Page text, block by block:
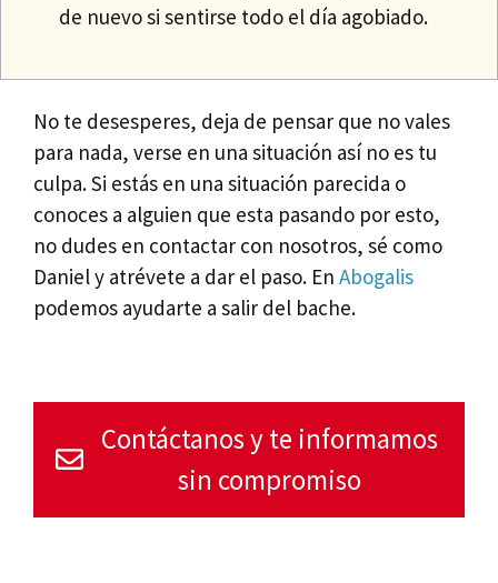
de nuevo si sentirse todo el día agobiado.
No te desesperes, deja de pensar que no vales
para nada, verse en una situación así no es tu
culpa. Si estás en una situación parecida o
conoces a alguien que esta pasando por esto,
no dudes en contactar con nosotros, sé como
Daniel y atrévete a dar el paso. En Abogalis
podemos ayudarte a salir del bache.
Contáctanos y te informamos
sin compromiso